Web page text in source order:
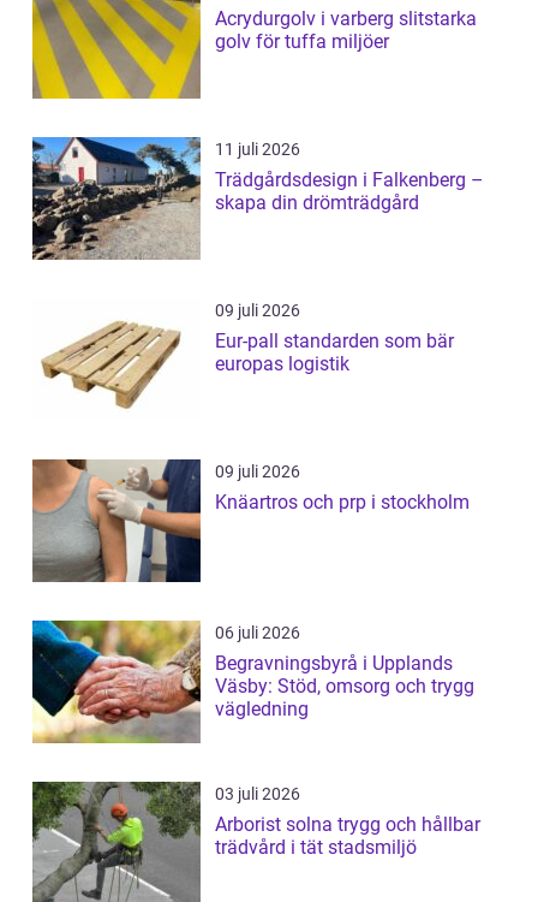
Acrydurgolv i varberg slitstarka
golv för tuffa miljöer
11 juli 2026
Trädgårdsdesign i Falkenberg –
skapa din drömträdgård
09 juli 2026
Eur-pall standarden som bär
europas logistik
09 juli 2026
Knäartros och prp i stockholm
06 juli 2026
Begravningsbyrå i Upplands
Väsby: Stöd, omsorg och trygg
vägledning
03 juli 2026
Arborist solna trygg och hållbar
trädvård i tät stadsmiljö